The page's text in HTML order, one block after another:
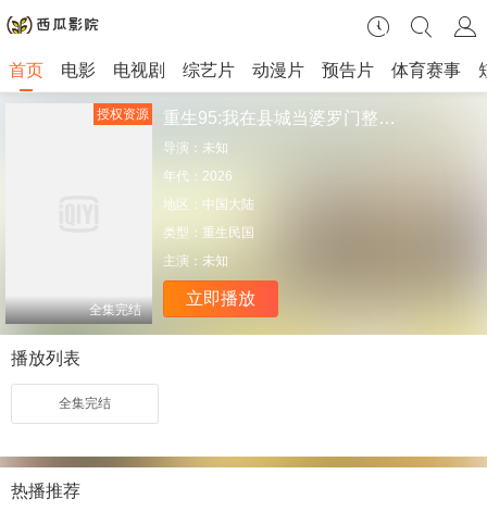
首页 电影 电视剧 综艺片 动漫片 预告片 体育赛事
全集完结
授权资源 重生95:我在县城当婆罗门整烧烤
导演： 未知
年代： 2026
地区： 中国大陆
类型： 重生民国
主演： 未知
立即播放
播放列表
全集完结
热播推荐